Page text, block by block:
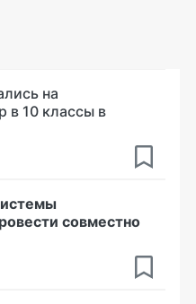
на
в 10 классы в
совместно